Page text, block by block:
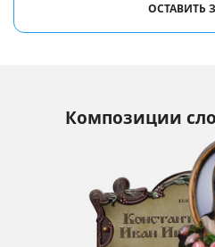
ОСТАВИТЬ
Композиции